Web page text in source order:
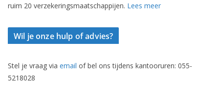
ruim 20 verzekeringsmaatschappijen. Lees meer
Wil je onze hulp of advies?
Stel je vraag via email of bel ons tijdens kantooruren: 055-
5218028